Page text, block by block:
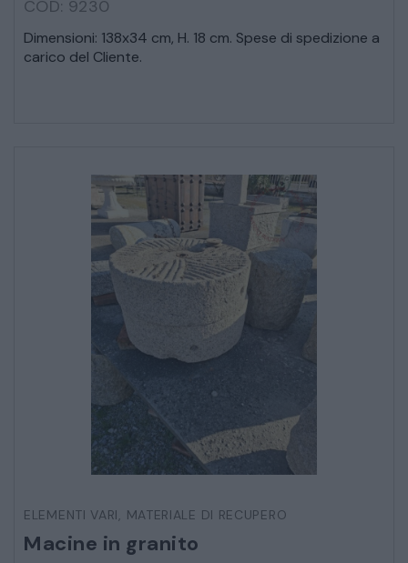
DECORAZIONI OGGETTISTICA ILLUMINAZIONE
MATERIALI E STRUTTURE
MODERNARIATO
STRUMENTI MUSICALI
COD: 9230
Dimensioni: 138x34 cm, H. 18 cm. Spese di spedizione a
carico del Cliente.
ELEMENTI VARI, MATERIALE DI RECUPERO
Macine in granito